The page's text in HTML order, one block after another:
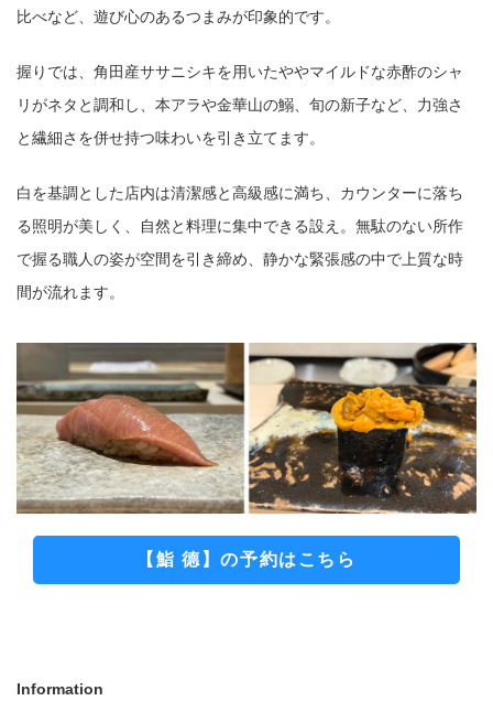
比べなど、遊び心のあるつまみが印象的です。
握りでは、角田産ササニシキを用いたややマイルドな赤酢のシャ
リがネタと調和し、本アラや金華山の鰯、旬の新子など、力強さ
と繊細さを併せ持つ味わいを引き立てます。
白を基調とした店内は清潔感と高級感に満ち、カウンターに落ち
る照明が美しく、自然と料理に集中できる設え。無駄のない所作
で握る職人の姿が空間を引き締め、静かな緊張感の中で上質な時
間が流れます。
【鮨 德】の予約はこちら
Information